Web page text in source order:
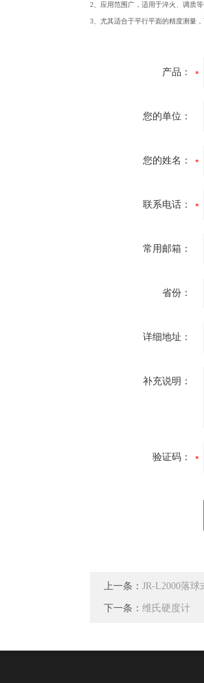
2、应用范围广，适用于淬火、调质
3、尤其适合于平行平面的精度测量
产品：
您的单位：
您的姓名：
联系电话：
常用邮箱：
省份：
详细地址：
补充说明：
验证码：
上一条： JR-L2000落
下一条： 维氏硬度计